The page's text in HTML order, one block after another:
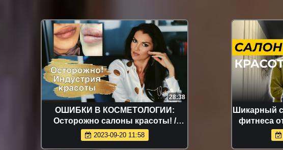
28:38
ОШИБКИ В КОСМЕТОЛОГИИ:
Осторожно салоны красоты! /
Страшно красивые женщины
2023-09-20 11:58
Шикарный
фитнеса